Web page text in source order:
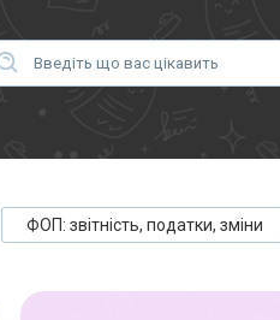
ФОП: звітність, податки, зміни